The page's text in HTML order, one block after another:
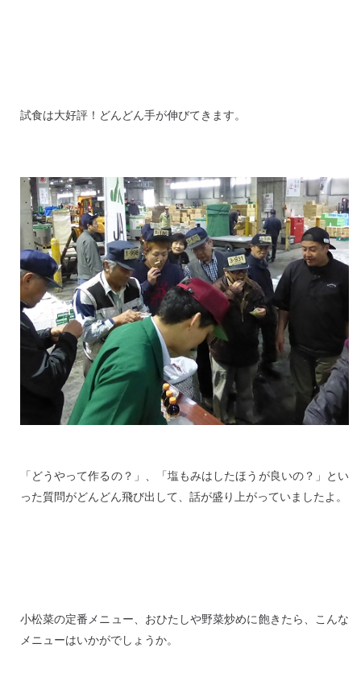
試食は大好評！どんどん手が伸びてきます。
「どうやって作るの？」、「塩もみはしたほうが良いの？」とい
った質問がどんどん飛び出して、話が盛り上がっていましたよ。
小松菜の定番メニュー、おひたしや野菜炒めに飽きたら、こんな
メニューはいかがでしょうか。